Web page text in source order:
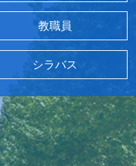
教職員
シラバス